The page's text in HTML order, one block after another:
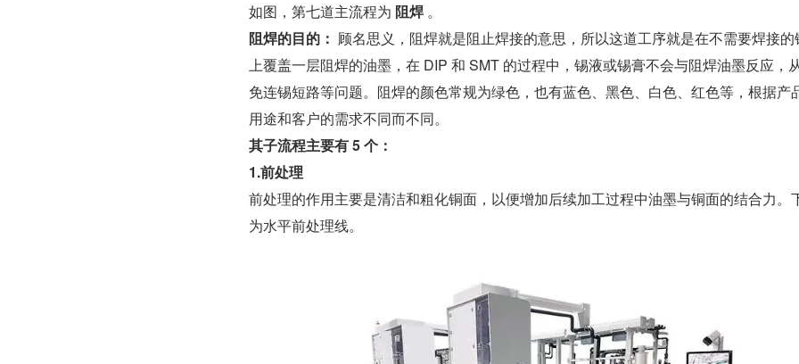
如图，第七道主流程为 阻焊 。
阻焊的目的： 顾名思义，阻焊就是阻止焊接的意思，所以这道工序就是在不需要焊接的
上覆盖一层阻焊的油墨，在 DIP 和 SMT 的过程中，锡液或锡膏不会与阻焊油墨反应，
免连锡短路等问题。阻焊的颜色常规为绿色，也有蓝色、黑色、白色、红色等，根据产
用途和客户的需求不同而不同。
其子流程主要有 5 个：
1.前处理
前处理的作用主要是清洁和粗化铜面，以便增加后续加工过程中油墨与铜面的结合力。
为水平前处理线。